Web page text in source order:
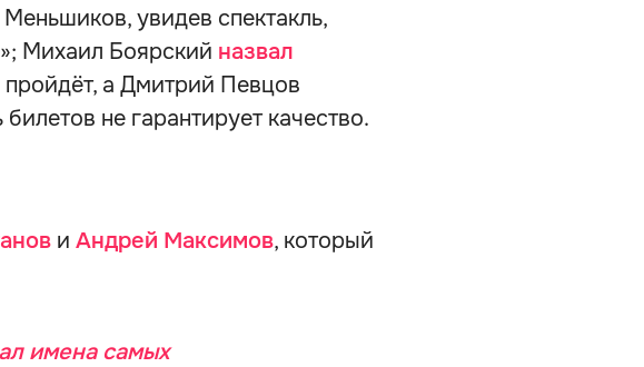
увидев спектакль,
Михаил Боярский назвал
а Дмитрий Певцов
не гарантирует качество.
и Андрей Максимов, который
имена самых